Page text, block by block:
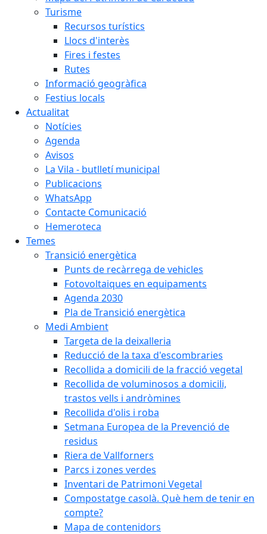
Turisme
Recursos turístics
Llocs d'interès
Fires i festes
Rutes
Informació geogràfica
Festius locals
Actualitat
Notícies
Agenda
Avisos
La Vila - butlletí municipal
Publicacions
WhatsApp
Contacte Comunicació
Hemeroteca
Temes
Transició energètica
Punts de recàrrega de vehicles
Fotovoltaiques en equipaments
Agenda 2030
Pla de Transició energètica
Medi Ambient
Targeta de la deixalleria
Reducció de la taxa d'escombraries
Recollida a domicili de la fracció vegetal
Recollida de voluminosos a domicili,
trastos vells i andròmines
Recollida d'olis i roba
Setmana Europea de la Prevenció de
residus
Riera de Vallforners
Parcs i zones verdes
Inventari de Patrimoni Vegetal
Compostatge casolà. Què hem de tenir en
compte?
Mapa de contenidors